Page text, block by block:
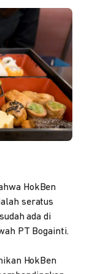
HokBen
seratus
ada di
PT Bogainti.
HokBen